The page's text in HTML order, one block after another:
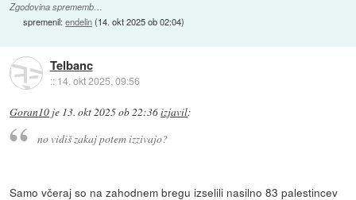
Zgodovina sprememb…
spremenil:endelin(14. okt 2025 ob 02:04)
Telbanc
:: 14. okt 2025, 09:56
Goran10 je 13. okt 2025 ob 22:36izjavil:
no vidiš zakaj potem izzivajo?
Samo včeraj so na zahodnem bregu izselili nasilno 83 palestincev